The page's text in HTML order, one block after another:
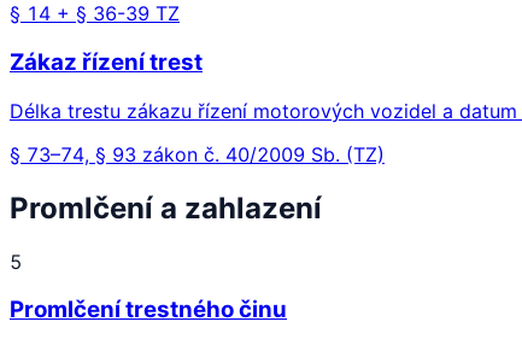
§ 14 + § 36-39 TZ
Zákaz řízení trest
Délka trestu zákazu řízení motorových vozidel a
§ 73–74, § 93 zákon č. 40/2009 Sb. (TZ)
Promlčení a zahlazení
5
Promlčení trestného činu